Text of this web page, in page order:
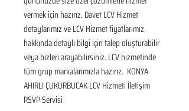
vermek için hazırız. Davet LCV Hizmet
detaylarımız ve LCV Hizmet fiyatlarımız
hakkında detaylı bilgi için talep oluşturabilir
veya bizleri arayabilirsiniz. LCV hizmetinde
tüm grup markalarımızla hazırız.  KONYA
AHIRLI ÇUKURBUCAK LCV Hizmeti İletişim
RSVP Servisi